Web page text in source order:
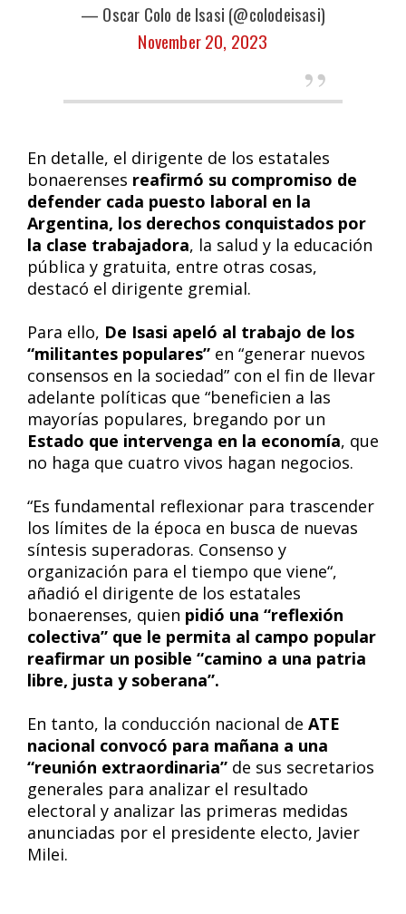
— Oscar Colo de Isasi (@colodeisasi)
November 20, 2023
En detalle, el dirigente de los estatales
bonaerenses reafirmó su compromiso de
defender cada puesto laboral en la
Argentina, los derechos conquistados por
la clase trabajadora, la salud y la educación
pública y gratuita, entre otras cosas,
destacó el dirigente gremial.
Para ello, De Isasi apeló al trabajo de los
“militantes populares” en “generar nuevos
consensos en la sociedad” con el fin de llevar
adelante políticas que “beneficien a las
mayorías populares, bregando por un
Estado que intervenga en la economía, que
no haga que cuatro vivos hagan negocios.
“Es fundamental reflexionar para trascender
los límites de la época en busca de nuevas
síntesis superadoras. Consenso y
organización para el tiempo que viene“,
añadió el dirigente de los estatales
bonaerenses, quien pidió una “reflexión
colectiva” que le permita al campo popular
reafirmar un posible “camino a una patria
libre, justa y soberana”.
En tanto, la conducción nacional de ATE
nacional convocó para mañana a una
“reunión extraordinaria” de sus secretarios
generales para analizar el resultado
electoral y analizar las primeras medidas
anunciadas por el presidente electo, Javier
Milei.